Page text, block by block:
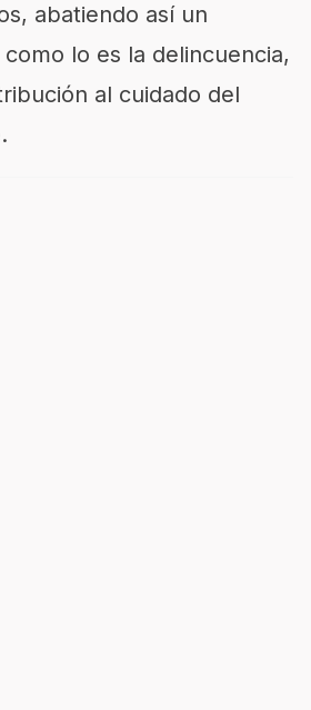
abatiendo así un
lo es la delincuencia,
al cuidado del